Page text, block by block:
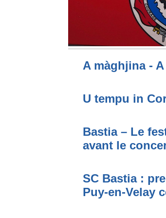
A màghjina -
U tempu in
Bastia – Le
avant le
SC Bastia :
Puy-en-Velay